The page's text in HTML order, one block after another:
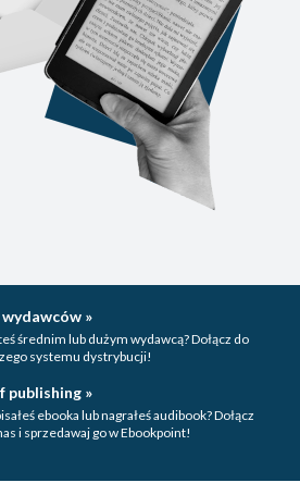
wydawców »
średnim lub dużym wydawcą? Dołącz do
systemu dystrybucji!
publishing »
ebooka lub nagrałeś audibook? Dołącz
i sprzedawaj go w Ebookpoint!